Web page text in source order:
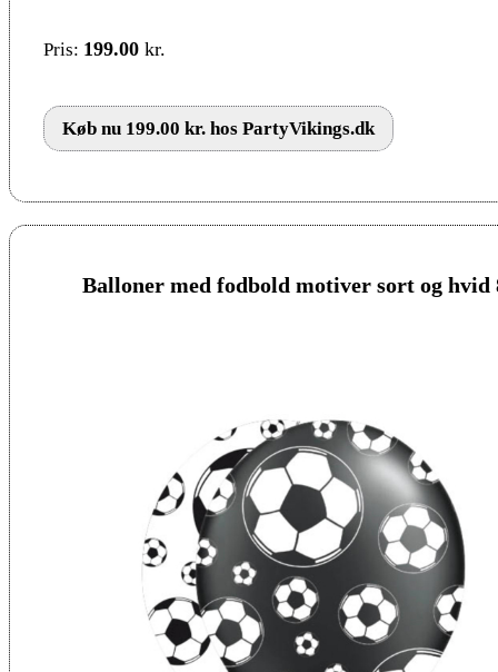
Pris: 199.00 kr.
Køb nu 199.00 kr. hos PartyVikings.dk
Balloner med fodbold motiver sort og hvid